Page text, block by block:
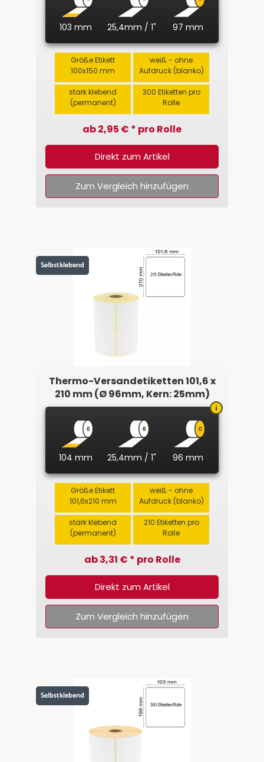
103 mm 25,4mm / 1" 97 mm
Größe Etikett
100x150 mm
weiß - ohne
Aufdruck (blanko)
stark klebend
(permanent)
300 Etiketten pro
Rolle
ab 2,95 € * pro Rolle
Direkt zum Artikel
Zum Vergleich hinzufügen
Selbstklebend
Thermo-Versandetiketten 101,6 x
210 mm (Ø 96mm, Kern: 25mm)
104 mm 25,4mm / 1" 96 mm
Größe Etikett
101,6x210 mm
weiß - ohne
Aufdruck (blanko)
stark klebend
(permanent)
210 Etiketten pro
Rolle
ab 3,31 € * pro Rolle
Direkt zum Artikel
Zum Vergleich hinzufügen
Selbstklebend